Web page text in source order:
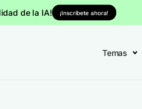
de la IA! ¡Inscríbete ahora!
Temas